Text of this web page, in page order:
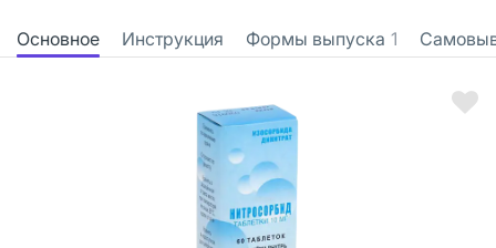
Основное Инструкция Формы выпуска 1